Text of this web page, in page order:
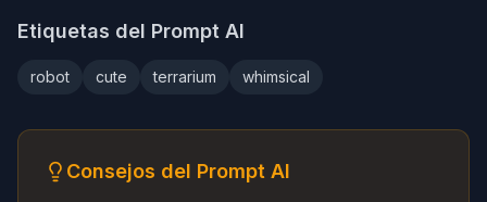
Etiquetas del Prompt AI
robot cute terrarium whimsical
Consejos del Prompt AI